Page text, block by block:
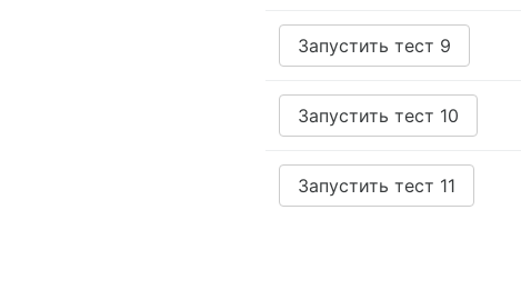
Запустить тест 9
Запустить тест 10
Запустить тест 11